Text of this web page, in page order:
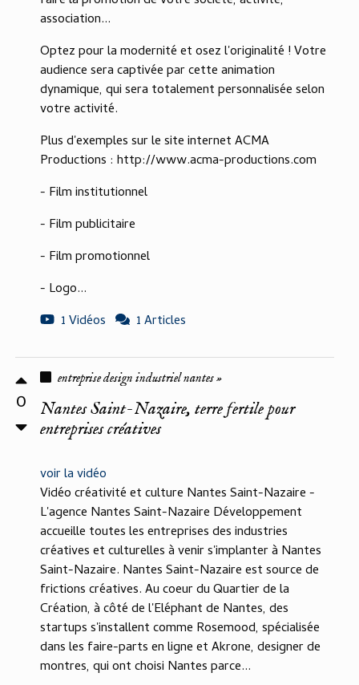
association...
Optez pour la modernité et osez l'originalité ! Votre
audience sera captivée par cette animation
dynamique, qui sera totalement personnalisée selon
votre activité.
Plus d'exemples sur le site internet ACMA
Productions : http://www.acma-productions.com
- Film institutionnel
- Film publicitaire
- Film promotionnel
- Logo...
1 Vidéos
1 Articles
0
entreprise design industriel nantes »
Nantes Saint-Nazaire, terre fertile pour
entreprises créatives
voir la vidéo
Vidéo créativité et culture Nantes Saint-Nazaire -
L'agence Nantes Saint-Nazaire Développement
accueille toutes les entreprises des industries
créatives et culturelles à venir s'implanter à Nantes
Saint-Nazaire. Nantes Saint-Nazaire est source de
frictions créatives. Au coeur du Quartier de la
Création, à côté de l'Eléphant de Nantes, des
startups s'installent comme Rosemood, spécialisée
dans les faire-parts en ligne et Akrone, designer de
montres, qui ont choisi Nantes parce...